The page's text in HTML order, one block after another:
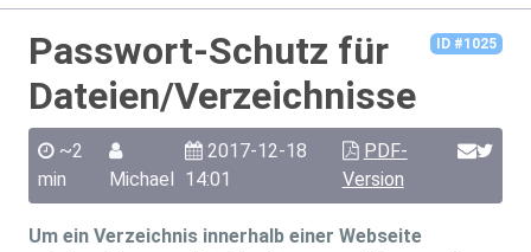
ID #1025
Passwort-Schutz für
Dateien/Verzeichnisse
~2
min
Michael
2017-12-18
14:01
PDF-
Version
Um ein Verzeichnis innerhalb einer Webseite